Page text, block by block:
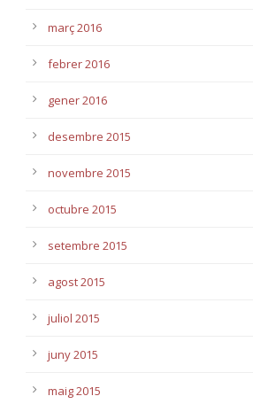
març 2016
febrer 2016
gener 2016
desembre 2015
novembre 2015
octubre 2015
setembre 2015
agost 2015
juliol 2015
juny 2015
maig 2015